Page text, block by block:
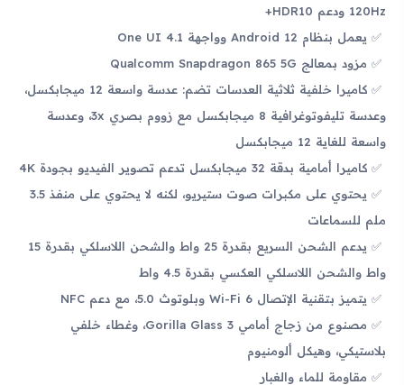
120Hz ودعم HDR10+
يعمل بنظام Android 12 وواجهة One UI 4.1
مزود بمعالج Qualcomm Snapdragon 865 5G
كاميرا خلفية ثلاثية العدسات تضم: عدسة واسعة 12 ميجابكسل،
وعدسة تليفوتوغرافية 8 ميجابكسل مع زووم بصري 3x، وعدسة
واسعة للغاية 12 ميجابكسل
كاميرا أمامية بدقة 32 ميجابكسل تدعم تصوير الفيديو بجودة 4K
يحتوي على مكبرات صوت ستيريو، لكنه لا يحتوي على منفذ 3.5
ملم للسماعات
يدعم الشحن السريع بقدرة 25 واط والشحن اللاسلكي بقدرة 15
واط والشحن اللاسلكي العكسي بقدرة 4.5 واط
يتميز بتقنية الإتصال Wi-Fi 6 وبلوتوث 5.0، مع دعم NFC
مصنوع من زجاج أمامي Gorilla Glass 3، وغطاء خلفي
بلاستيكي، وهيكل ألومنيوم
مقاومة للماء والغبار